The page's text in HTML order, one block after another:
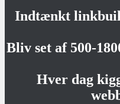
Indtænkt
Bliv set af 500-
Hver dag